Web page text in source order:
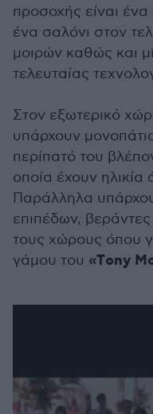
προσοχής είναι ένα
ένα σαλόνι στον
μοιρών καθώς και
τελευταίας
Στον εξωτερικό
υπάρχουν
περίπατό του
οποία έχουν
Παράλληλα
επιπέδων, βεράντες
τους χώρους όπου
γάμου του «Τony